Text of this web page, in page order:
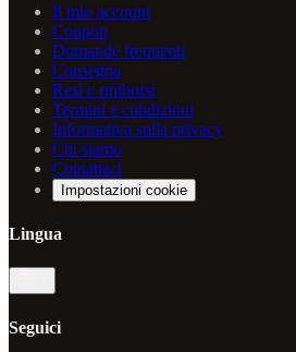
Il mio account
Coupon
Domande frequenti
Consegna
Resi e rimborsi
Termini e condizioni
Informativa sulla privacy
Chi siamo
Contattaci
Impostazioni cookie
Lingua
Seguici